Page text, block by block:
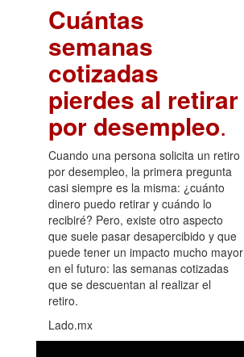
Cuántas
semanas
cotizadas
pierdes al retirar
por desempleo.
Cuando una persona solicita un retiro
por desempleo, la primera pregunta
casi siempre es la misma: ¿cuánto
dinero puedo retirar y cuándo lo
recibiré? Pero, existe otro aspecto
que suele pasar desapercibido y que
puede tener un impacto mucho mayor
en el futuro: las semanas cotizadas
que se descuentan al realizar el
retiro.
Lado.mx